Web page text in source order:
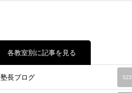
各教室別に記事を見る
塾長ブログ 523